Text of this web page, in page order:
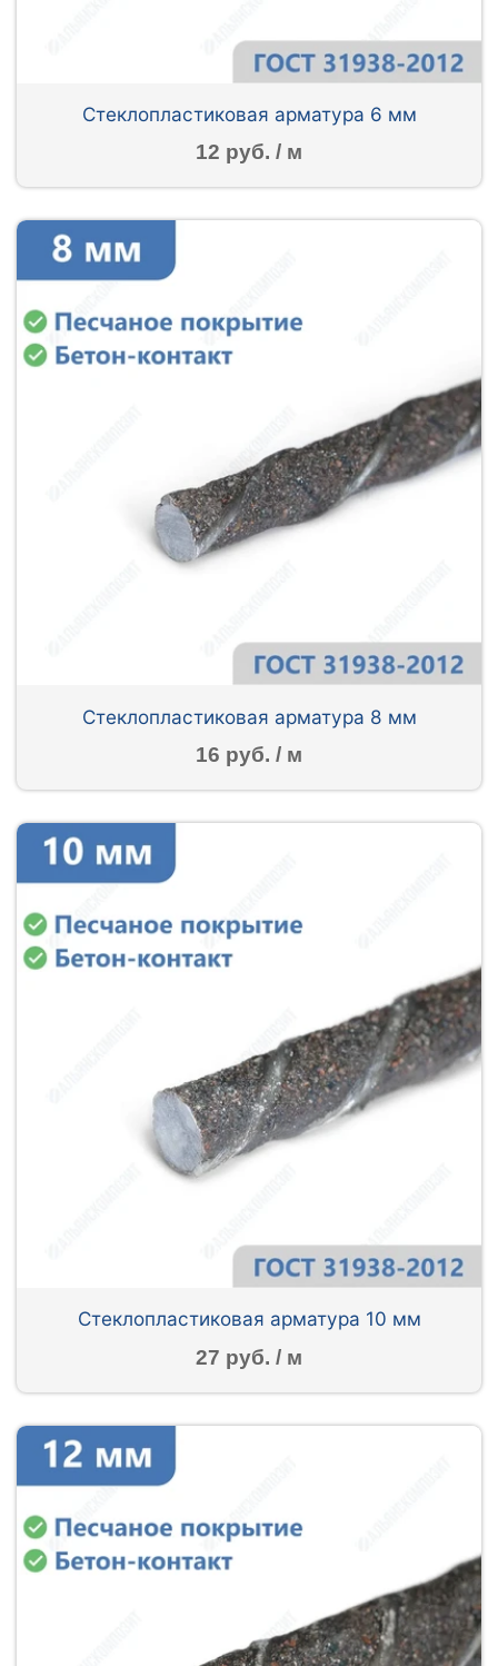
Стеклопластиковая арматура 6 мм
12 руб. / м
Стеклопластиковая арматура 8 мм
16 руб. / м
Стеклопластиковая арматура 10 мм
27 руб. / м